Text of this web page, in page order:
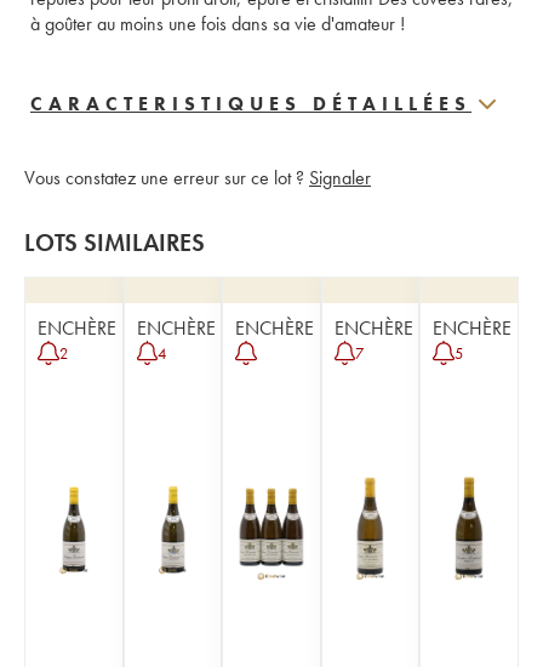
à goûter au moins une fois dans sa vie d'amateur !
CARACTERISTIQUES DÉTAILLÉES
Vous constatez une erreur sur ce lot ? Signaler
LOTS SIMILAIRES
ENCHÈRE
2
ENCHÈRE
4
ENCHÈRE ENCHÈRE
7
ENCHÈRE
5